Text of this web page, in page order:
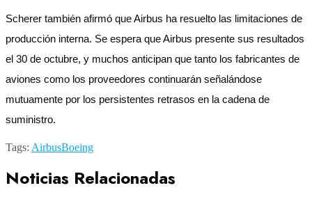
Scherer también afirmó que Airbus ha resuelto las limitaciones de
producción interna. Se espera que Airbus presente sus resultados
el 30 de octubre, y muchos anticipan que tanto los fabricantes de
aviones como los proveedores continuarán señalándose
mutuamente por los persistentes retrasos en la cadena de
suministro.
Tags: AirbusBoeing
Noticias Relacionadas